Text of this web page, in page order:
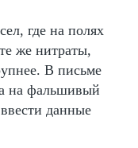
где на полях
же нитраты,
В письме
на фальшивый
данные